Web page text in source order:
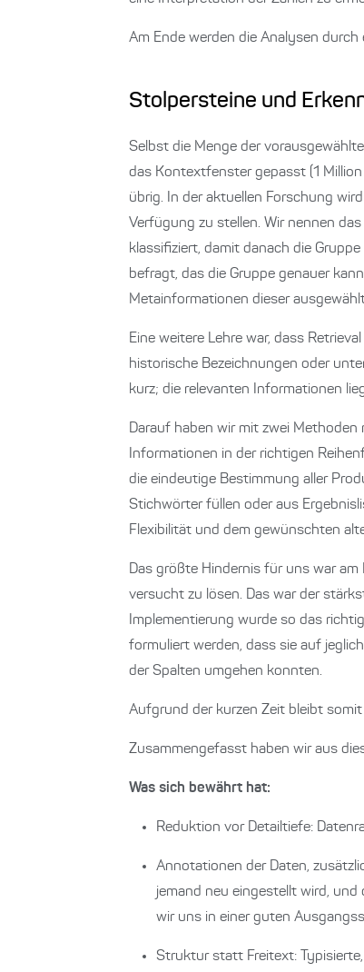
Am Ende werden die Analysen
Stolpersteine und
Selbst die Menge der
das Kontextfenster gepasst (1
übrig. In der aktuellen Forschung
Verfügung zu stellen. Wir nennen
klassifiziert, damit danach die
befragt, das die Gruppe genauer
Metainformationen dieser
Eine weitere Lehre war, dass
historische Bezeichnungen oder
kurz; die relevanten Informationen
Darauf haben wir mit zwei
Informationen in der richtigen
die eindeutige Bestimmung aller
Stichwörter füllen oder aus
Flexibilität und dem gewünschten
Das größte Hindernis für uns war am
versucht zu lösen. Das war der
Implementierung wurde so das
formuliert werden, dass sie auf
der Spalten umgehen konnten.
Aufgrund der kurzen Zeit bleibt
Zusammengefasst haben wir aus
Was sich bewährt hat:
Reduktion vor Detailtiefe:
Annotationen der Daten,
jemand neu eingestellt wird, und
wir uns in einer guten
Struktur statt Freitext: